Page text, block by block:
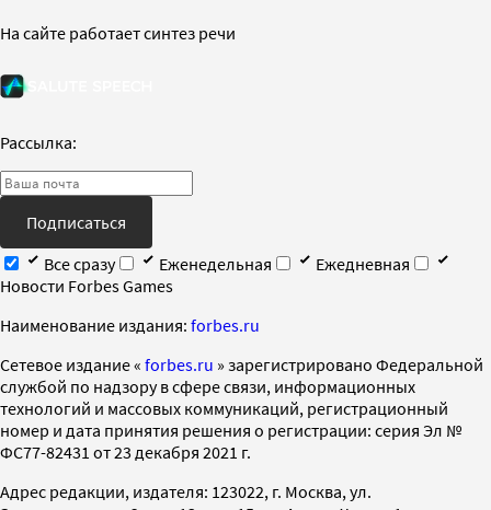
На сайте работает синтез речи
Рассылка:
Подписаться
Все сразу
Еженедельная
Ежедневная
Новости Forbes Games
Наименование издания: forbes.ru
Cетевое издание « forbes.ru » зарегистрировано Федеральной
службой по надзору в сфере связи, информационных
технологий и массовых коммуникаций, регистрационный
номер и дата принятия решения о регистрации: серия Эл №
ФС77-82431 от 23 декабря 2021 г.
Адрес редакции, издателя: 123022, г. Москва, ул.